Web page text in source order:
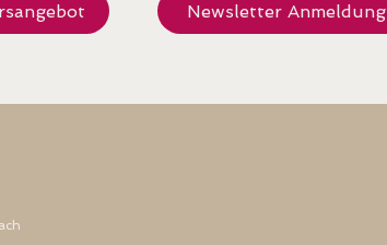
Newsletter Anmeldung